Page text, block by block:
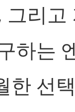
그리고
하는
한 선